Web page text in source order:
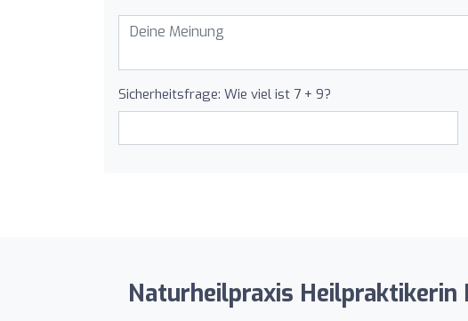
Sicherheitsfrage: Wie viel ist 7 + 9?
Naturheilpraxis Heilpraktikerin